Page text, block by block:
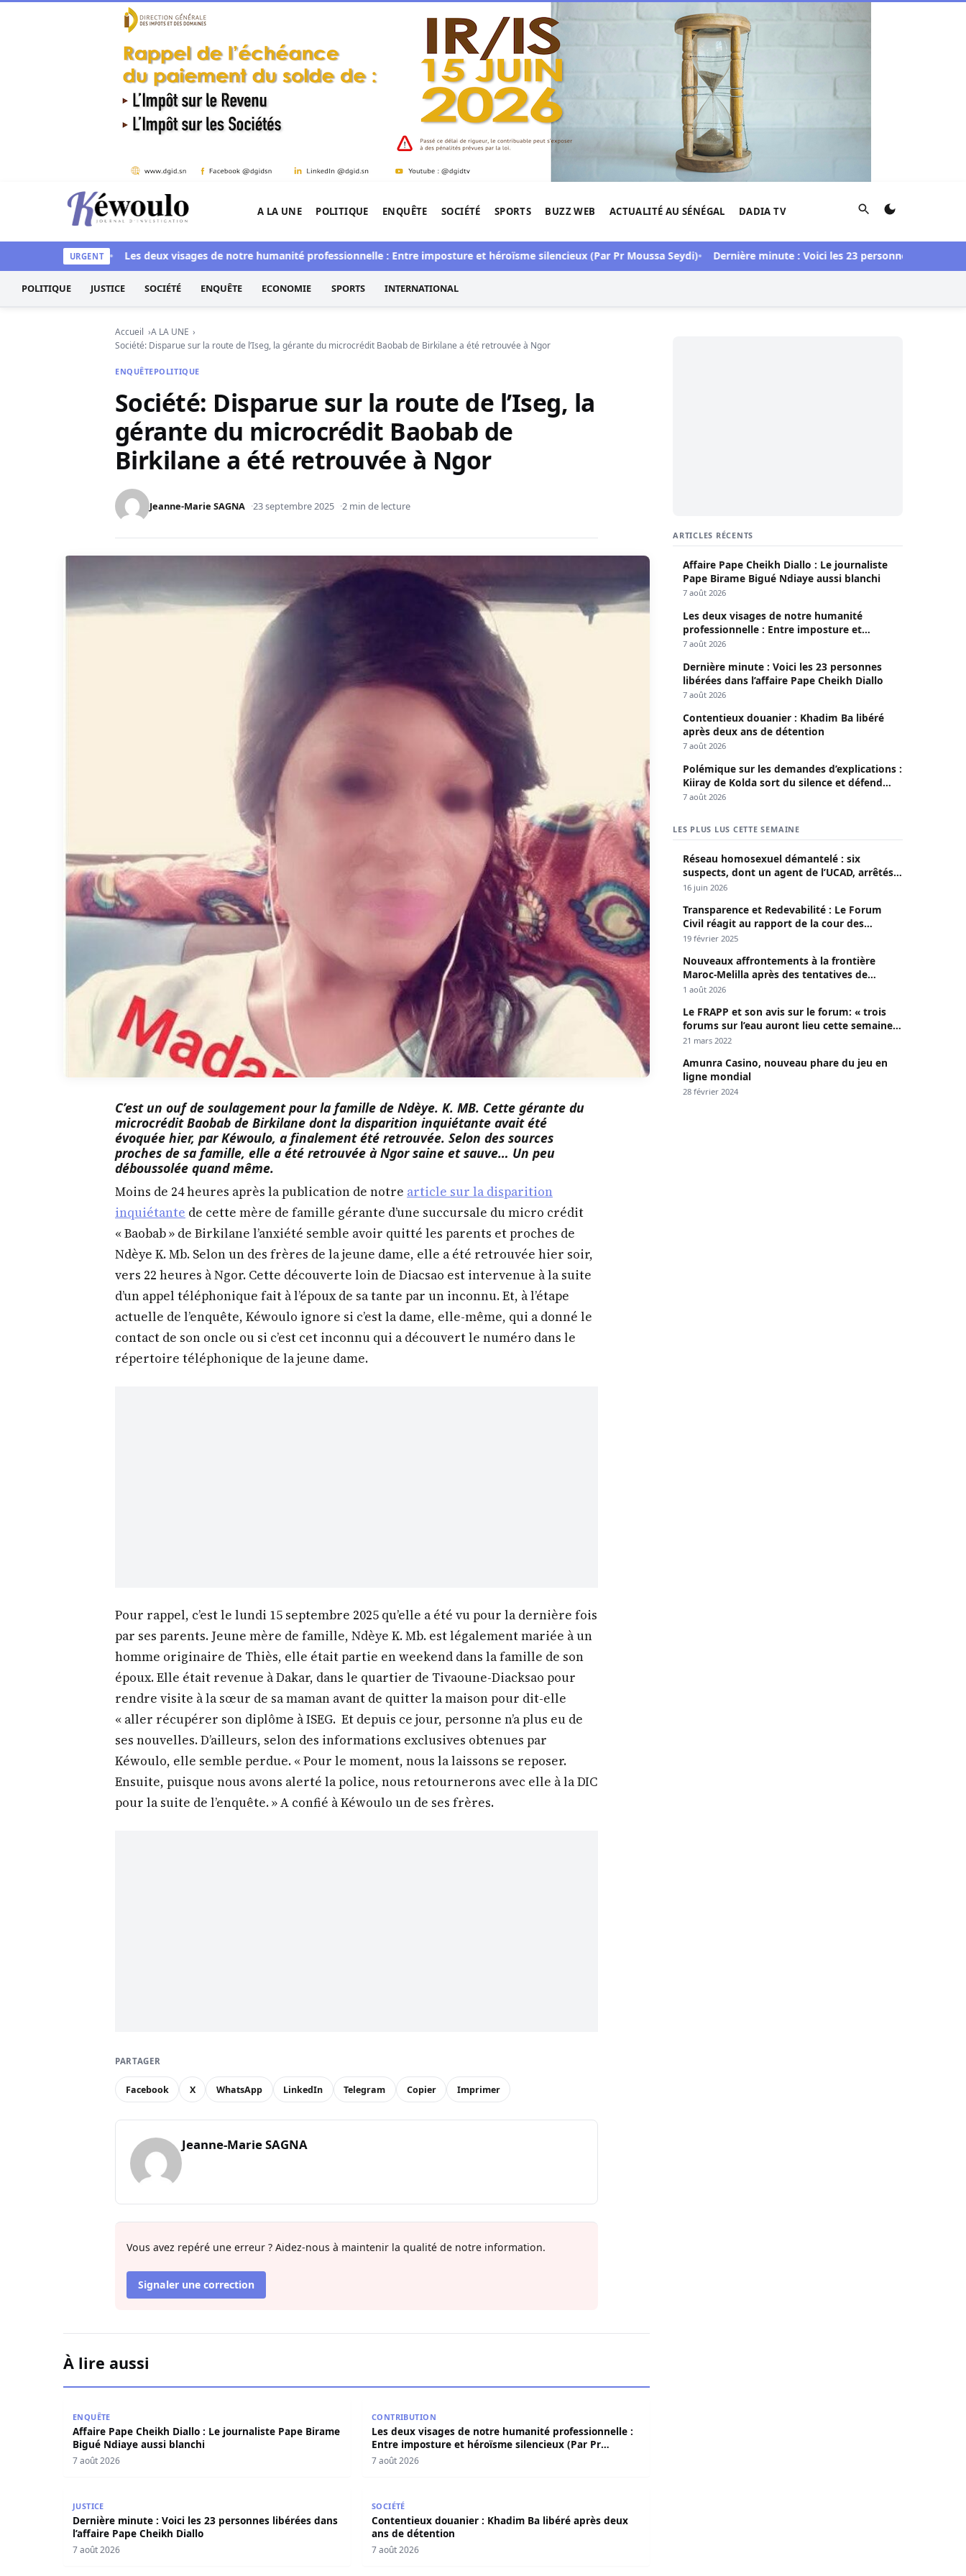
Aller au contenu
Kéwoulo, le premier site d'information et d'investigation de l'Afrique.
A LA UNE POLITIQUE ENQUÊTE SOCIÉTÉ SPORTS BUZZ WEB ACTUALITÉ AU SÉNÉGAL DADIA TV Rechercher
URGENT
aussi blanchi Les deux visages de notre humanité professionnelle : Entre imposture et héroïsme silencieux (Par Pr Moussa Seydi) Dernière minute : Voici les 23 personnes libérées dans
POLITIQUE JUSTICE SOCIÉTÉ ENQUÊTE ECONOMIE SPORTS INTERNATIONAL
Accueil
A LA UNE
Société: Disparue sur la route de l’Iseg, la gérante du microcrédit Baobab de Birkilane a été retrouvée à Ngor
ENQUÊTEPOLITIQUE
Société: Disparue sur la route de l’Iseg, la
gérante du microcrédit Baobab de
Birkilane a été retrouvée à Ngor
Jeanne-Marie SAGNA 23 septembre 2025 2 min de lecture
C’est un ouf de soulagement pour la famille de Ndèye. K. MB. Cette gérante du
microcrédit Baobab de Birkilane dont la disparition inquiétante avait été
évoquée hier, par Kéwoulo, a finalement été retrouvée. Selon des sources
proches de sa famille, elle a été retrouvée à Ngor saine et sauve… Un peu
déboussolée quand même.
Moins de 24 heures après la publication de notre article sur la disparition
inquiétante de cette mère de famille gérante d’une succursale du micro crédit
« Baobab » de Birkilane l’anxiété semble avoir quitté les parents et proches de
Ndèye K. Mb. Selon un des frères de la jeune dame, elle a été retrouvée hier soir,
vers 22 heures à Ngor. Cette découverte loin de Diacsao est intervenue à la suite
d’un appel téléphonique fait à l’époux de sa tante par un inconnu. Et, à l’étape
actuelle de l’enquête, Kéwoulo ignore si c’est la dame, elle-même, qui a donné le
contact de son oncle ou si c’est cet inconnu qui a découvert le numéro dans le
répertoire téléphonique de la jeune dame.
Pour rappel, c’est le lundi 15 septembre 2025 qu’elle a été vu pour la dernière fois
par ses parents. Jeune mère de famille, Ndèye K. Mb. est légalement mariée à un
homme originaire de Thiès, elle était partie en weekend dans la famille de son
époux. Elle était revenue à Dakar, dans le quartier de Tivaoune-Diacksao pour
rendre visite à la sœur de sa maman avant de quitter la maison pour dit-elle
« aller récupérer son diplôme à ISEG. Et depuis ce jour, personne n’a plus eu de
ses nouvelles. D’ailleurs, selon des informations exclusives obtenues par
Kéwoulo, elle semble perdue. « Pour le moment, nous la laissons se reposer.
Ensuite, puisque nous avons alerté la police, nous retournerons avec elle à la DIC
pour la suite de l’enquête. » A confié à Kéwoulo un de ses frères.
PARTAGER
Facebook X WhatsApp LinkedIn Telegram Copier Imprimer
Jeanne-Marie SAGNA
Vous avez repéré une erreur ? Aidez-nous à maintenir la qualité de notre information.
Signaler une correction
À lire aussi
ENQUÊTE
Affaire Pape Cheikh Diallo : Le journaliste Pape Birame
Bigué Ndiaye aussi blanchi
7 août 2026
CONTRIBUTION
Les deux visages de notre humanité professionnelle :
Entre imposture et héroïsme silencieux (Par Pr
Moussa Seydi)
7 août 2026
JUSTICE
Dernière minute : Voici les 23 personnes libérées dans
l’affaire Pape Cheikh Diallo
7 août 2026
SOCIÉTÉ
Contentieux douanier : Khadim Ba libéré après deux
ans de détention
7 août 2026
ARTICLES RÉCENTS
Affaire Pape Cheikh Diallo : Le journaliste
Pape Birame Bigué Ndiaye aussi blanchi
7 août 2026
Les deux visages de notre humanité
professionnelle : Entre imposture et
héroïsme silencieux (Par Pr Moussa Seydi)
7 août 2026
Dernière minute : Voici les 23 personnes
libérées dans l’affaire Pape Cheikh Diallo
7 août 2026
Contentieux douanier : Khadim Ba libéré
après deux ans de détention
7 août 2026
Polémique sur les demandes d’explications :
Kiiray de Kolda sort du silence et défend
Mamadou Lamine Dianté
7 août 2026
LES PLUS LUS CETTE SEMAINE
Réseau homosexuel démantelé : six
suspects, dont un agent de l’UCAD, arrêtés à
Keur Massar ; l’un avoue avoir propagé le
16 juin 2026
Transparence et Redevabilité : Le Forum
Civil réagit au rapport de la cour des
comptes
19 février 2025
Nouveaux affrontements à la frontière
Maroc-Melilla après des tentatives de
passage
1 août 2026
Le FRAPP et son avis sur le forum: « trois
forums sur l’eau auront lieu cette semaine à
Dakar »
21 mars 2022
Amunra Casino, nouveau phare du jeu en
ligne mondial
28 février 2024